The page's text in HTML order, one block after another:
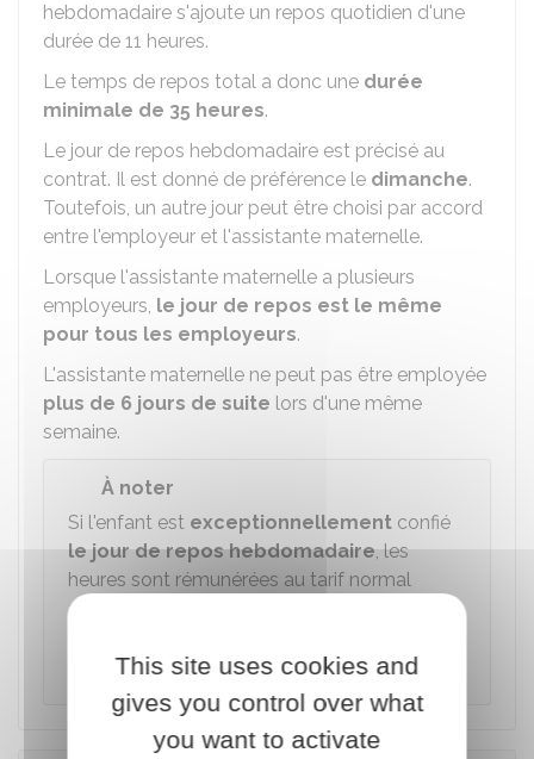
hebdomadaire s'ajoute un repos quotidien d'une
durée de 11 heures.
Le temps de repos total a donc une durée
minimale de 35 heures.
Le jour de repos hebdomadaire est précisé au
contrat. Il est donné de préférence le dimanche.
Toutefois, un autre jour peut être choisi par accord
entre l'employeur et l'assistante maternelle.
Lorsque l'assistante maternelle a plusieurs
employeurs, le jour de repos est le même
pour tous les employeurs.
L'assistante maternelle ne peut pas être employée
plus de 6 jours de suite lors d'une même
semaine.
À noter
Si l'enfant est exceptionnellement confié
le jour de repos hebdomadaire, les
heures sont rémunérées au tarif normal
augmenté de
augmentée dans les mêmes proportions.
This site uses cookies and
gives you control over what
you want to activate